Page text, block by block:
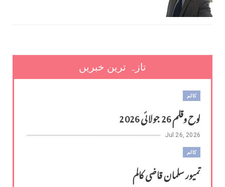
تازہ ترین خبریں
کالم
لوح وقلم 26 جولائی 2026
Jul 26, 2026
کالم
تمیور سلمان قاضی کالم